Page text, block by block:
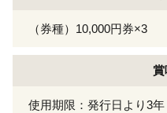
（券種）10,000円券×3
使用期限：発行日より3年